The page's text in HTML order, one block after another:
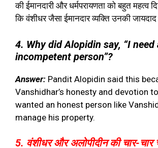
की ईमानदारी और धर्मपरायणता को बहुत महत्व
कि वंशीधर जैसा ईमानदार व्यक्ति उनकी
4. Why did Alopidin say, “I need
incompetent person”?
Answer: Pandit Alopidin said this
Vanshidhar’s honesty and devotion
wanted an honest person like
manage his property.
5. वंशीधर और अलोपीदीन की चार-चार